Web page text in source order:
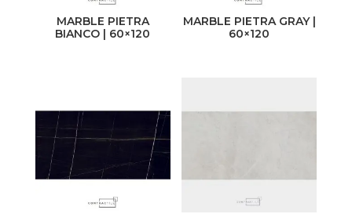
MARBLE PIETRA
BIANCO | 60×120
MARBLE PIETRA GRAY |
60×120